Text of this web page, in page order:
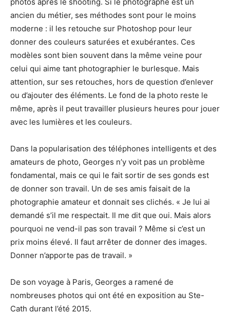
ancien du métier, ses méthodes sont pour le moins
moderne : il les retouche sur Photoshop pour leur
donner des couleurs saturées et exubérantes. Ces
modèles sont bien souvent dans la même veine pour
celui qui aime tant photographier le burlesque. Mais
attention, sur ses retouches, hors de question d’enlever
ou d’ajouter des éléments. Le fond de la photo reste le
même, après il peut travailler plusieurs heures pour jouer
avec les lumières et les couleurs.
Dans la popularisation des téléphones intelligents et des
amateurs de photo, Georges n’y voit pas un problème
fondamental, mais ce qui le fait sortir de ses gonds est
de donner son travail. Un de ses amis faisait de la
photographie amateur et donnait ses clichés. « Je lui ai
demandé s’il me respectait. Il me dit que oui. Mais alors
pourquoi ne vend-il pas son travail ? Même si c’est un
prix moins élevé. Il faut arrêter de donner des images.
Donner n’apporte pas de travail. »
De son voyage à Paris, Georges a ramené de
nombreuses photos qui ont été en exposition au Ste-
Cath durant l’été 2015.